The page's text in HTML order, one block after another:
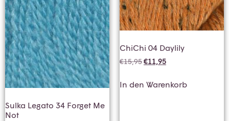
Sulka Legato 34 Forget Me
Not
ChiChi 04 Daylily
€15,95€11,95
In den Warenkorb